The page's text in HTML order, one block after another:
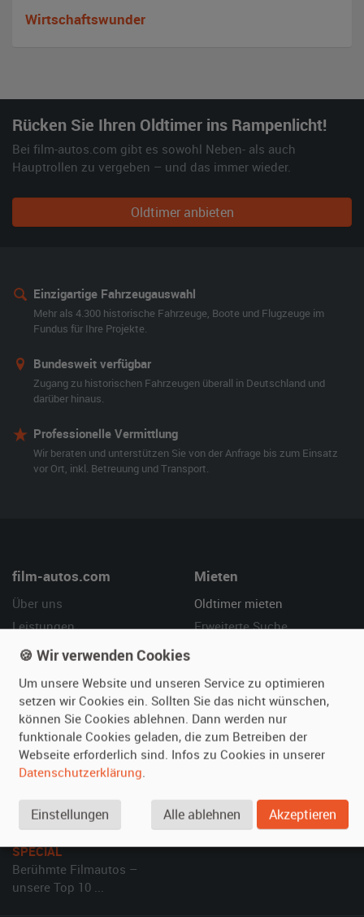
Wirtschaftswunder
Rücken Sie Ihren Oldtimer ins Rampenlicht!
Bei film-autos.com gibt es sowohl Neben- als auch
Hauptrollen zu vergeben – und das immer wieder.
Oldtimer anbieten
Einzigartige Fahrzeugauswahl
Mehr als 4.300 historische Fahrzeuge, Boote und Flugzeuge im
Fundus für Ihre Projekte.
Bundesweit verfügbar
Zugang zu historischen Fahrzeugen überall in Deutschland und
darüber hinaus.
Professionelle Vermittlung
Wir beraten und unterstützen Sie von der Anfrage bis zum Einsatz
vor Ort, inkl. Betreuung und Transport.
film-autos.com
Über uns
Leistungen
Referenzen
Mieten
Oldtimer mieten
Erweiterte Suche
Vermieten
Oldtimer anmelden
Fotos senden
Inserat verwalten
Hilfe
Häufige Fragen (FAQ)
So funktioniert's
SPECIAL
Berühmte Filmautos –
unsere Top 10 ...
🍪 Wir verwenden Cookies
Um unsere Website und unseren Service zu optimieren
setzen wir Cookies ein. Sollten Sie das nicht wünschen,
können Sie Cookies ablehnen. Dann werden nur
funktionale Cookies geladen, die zum Betreiben der
Webseite erforderlich sind. Infos zu Cookies in unserer
Datenschutzerklärung.
Einstellungen Alle ablehnen Akzeptieren